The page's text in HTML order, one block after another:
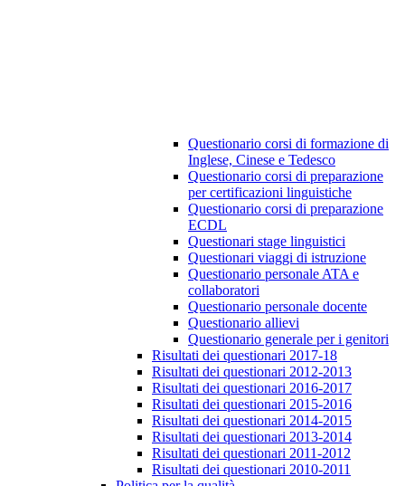
Questionario corsi di formazione di
Inglese, Cinese e Tedesco
Questionario corsi di preparazione
per certificazioni linguistiche
Questionario corsi di preparazione
ECDL
Questionari stage linguistici
Questionari viaggi di istruzione
Questionario personale ATA e
collaboratori
Questionario personale docente
Questionario allievi
Questionario generale per i genitori
Risultati dei questionari 2017-18
Risultati dei questionari 2012-2013
Risultati dei questionari 2016-2017
Risultati dei questionari 2015-2016
Risultati dei questionari 2014-2015
Risultati dei questionari 2013-2014
Risultati dei questionari 2011-2012
Risultati dei questionari 2010-2011